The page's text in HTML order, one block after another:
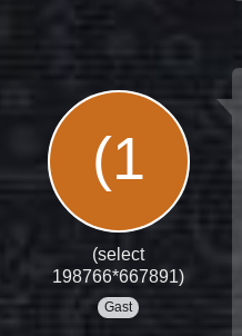
(select
198766*667891)
Gast